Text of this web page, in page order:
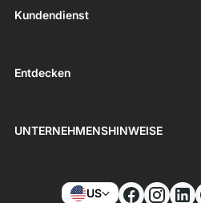
Kundendienst
Entdecken
UNTERNEHMENSHINWEISE
US